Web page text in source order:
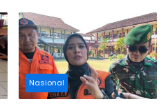
Aturan
Nasional